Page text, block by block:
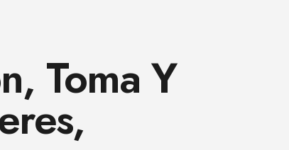
Toma Y